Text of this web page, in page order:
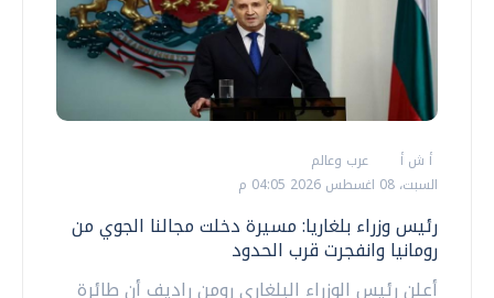
أ ش أ
عرب وعالم
السبت، 08 اغسطس 2026 04:05 م
رئيس وزراء بلغاريا: مسيرة دخلت مجالنا الجوي من
رومانيا وانفجرت قرب الحدود
أعلن رئيس الوزراء البلغاري رومن راديف أن طائرة